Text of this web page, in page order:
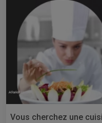
Vous cherchez une